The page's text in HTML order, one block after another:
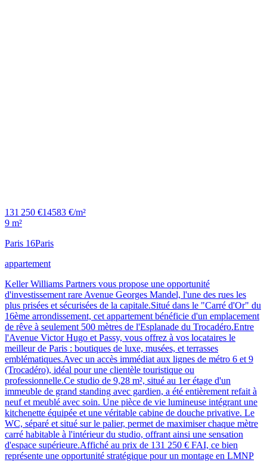
131 250 €14583 €/m²
9 m²
Paris 16Paris
appartement
Keller Williams Partners vous propose une opportunité
d'investissement rare Avenue Georges Mandel, l'une des rues les
plus prisées et sécurisées de la capitale.Situé dans le "Carré d'Or" du
16ème arrondissement, cet appartement bénéficie d'un emplacement
de rêve à seulement 500 mètres de l'Esplanade du Trocadéro.Entre
l'Avenue Victor Hugo et Passy, vous offrez à vos locataires le
meilleur de Paris : boutiques de luxe, musées, et terrasses
emblématiques.Avec un accès immédiat aux lignes de métro 6 et 9
(Trocadéro), idéal pour une clientèle touristique ou
professionnelle.Ce studio de 9,28 m², situé au 1er étage d'un
immeuble de grand standing avec gardien, a été entièrement refait à
neuf et meublé avec soin. Une pièce de vie lumineuse intégrant une
kitchenette équipée et une véritable cabine de douche privative. Le
WC, séparé et situé sur le palier, permet de maximiser chaque mètre
carré habitable à l'intérieur du studio, offrant ainsi une sensation
d'espace supérieure.Affiché au prix de 131 250 € FAI, ce bien
représente une opportunité stratégique pour un montage en LMNP